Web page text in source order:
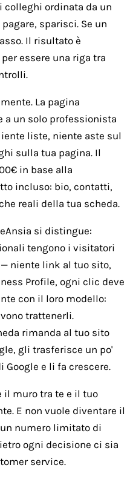
ordinata da un
sparisci. Se un
Il risultato è
essere una riga tra
La pagina
a un solo professionista
liste, niente aste sul
sulla tua pagina. Il
in base alla
incluso: bio, contatti,
reali della tua scheda.
si distingue:
tengono i visitatori
niente link al tuo sito,
Profile, ogni clic deve
con il loro modello:
trattenerli.
rimanda al tuo sito
gli trasferisce un po'
e li fa crescere.
il muro tra te e il tuo
E non vuole diventare il
numero limitato di
ogni decisione ci sia
service.